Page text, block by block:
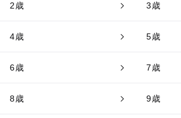
2歳 3歳
4歳 5歳
6歳 7歳
8歳 9歳